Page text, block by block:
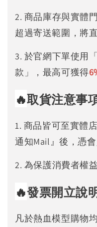
2. 商品庫存與實體
超過寄送範圍，將
3. 於官網下單使用
款」，最高可獲得
🔥取貨注意事
1. 商品皆可至實體
通知Mail』後，憑
2. 為保護消費者權
🔥發票開立說
凡於熱血模型購物